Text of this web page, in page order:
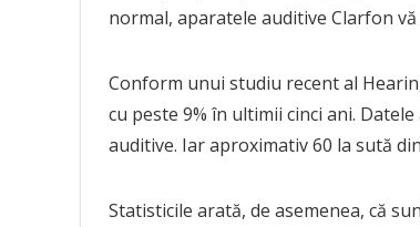
normal, aparatele auditive Clarfon
Conform unui studiu recent al
cu peste 9% în ultimii cinci ani.
auditive. Iar aproximativ 60 la sută
Statisticile arată, de asemenea, că